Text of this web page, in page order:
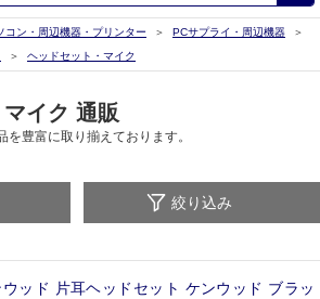
コン・周辺機器・プリンター
PCサプライ・周辺機器
ヘッドセット・マイク
イク 通販
豊富に取り揃えております。
絞り込み
ッド 片耳ヘッドセット ケンウッド ブラッ